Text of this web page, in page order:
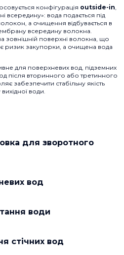
конфігурація outside-in
всередину»: вода подається під
а очищення відбувається в
всередину волокна.
зовнішній поверхні волокна, що
ризик закупорки, а очищена вода
для поверхневих вод, підземних
після вторинного або третинного
забезпечити стабільну якість
води.
для зворотного
вод
води
стічних вод